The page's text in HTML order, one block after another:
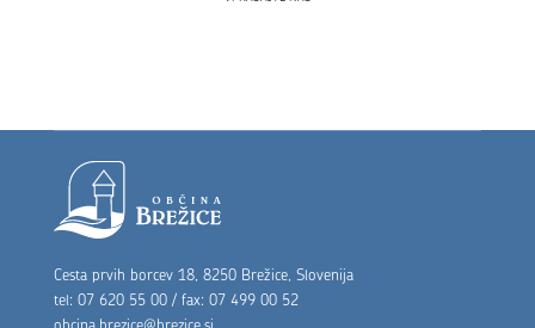
Noga strani
Cesta prvih borcev 18, 8250 Brežice, Slovenija
tel: 07 620 55 00 / fax: 07 499 00 52